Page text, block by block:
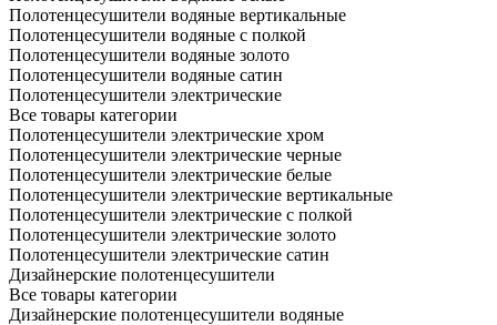
Полотенцесушители водяные вертикальные
Полотенцесушители водяные с полкой
Полотенцесушители водяные золото
Полотенцесушители водяные сатин
Полотенцесушители электрические
Все товары категории
Полотенцесушители электрические хром
Полотенцесушители электрические черные
Полотенцесушители электрические белые
Полотенцесушители электрические вертикальные
Полотенцесушители электрические с полкой
Полотенцесушители электрические золото
Полотенцесушители электрические сатин
Дизайнерские полотенцесушители
Все товары категории
Дизайнерские полотенцесушители водяные